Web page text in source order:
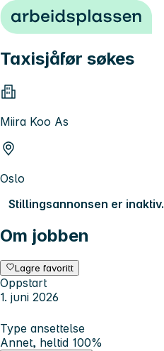
Hopp til innhold
Taxisjåfør søkes
Miira Koo As
Oslo
Stillingsannonsen er inaktiv.
Om jobben
Lagre favoritt
Oppstart
1. juni 2026
Type ansettelse
Annet, heltid 100%